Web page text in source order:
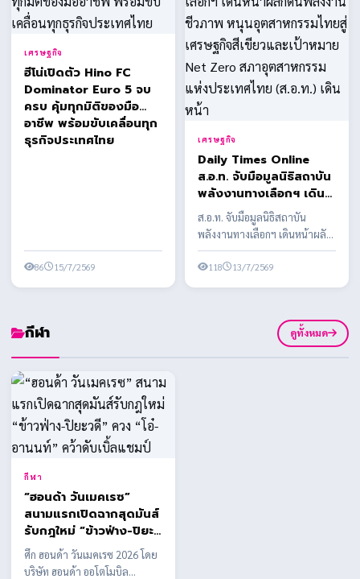
เศรษฐกิจ
ฮีโน่เปิดตัว Hino FC
Dominator Euro 5 จบ
ครบ คุ้มทุกมิติของมือ
อาชีพ พร้อมขับเคลื่อนทุก
ธุรกิจประเทศไทย
86 15/7/2569
เศรษฐกิจ
Daily Times Online
ส.อ.ท. จับมือมูลนิธิสถาบัน
พลังงานทางเลือกฯ เดิน
หน้าผลักดันพลังงาน
ชีวภาพ หนุนอุตสาหกรรม
ไทยสู่เศรษฐกิจสีเขียวและ
เป้าหมาย Net Zero สภา
อุตสาหกรรมแห่ง
ส.อ.ท. จับมือมูลนิธิสถาบัน
พลังงานทางเลือกฯ เดินหน้าผลัก
ดันพลังงานชีวภาพ หนุน
อุตสาหกรรมไทยสู่เศรษฐ...
118 13/7/2569
กีฬา ดูทั้งหมด
กีฬา
“ฮอนด้า วันเมคเรซ”
สนามแรกเปิดฉากสุดมันส์
รับกฎใหม่ “ข้าวฟ่าง-ปิยะ
วดี” ควง “โอ๋-อานนท์”
คว้าดับเบิ้ลแชมป์
ศึก ฮอนด้า วันเมคเรซ 2026 โดย
บริษัท ฮอนด้า ออโตโมบิล